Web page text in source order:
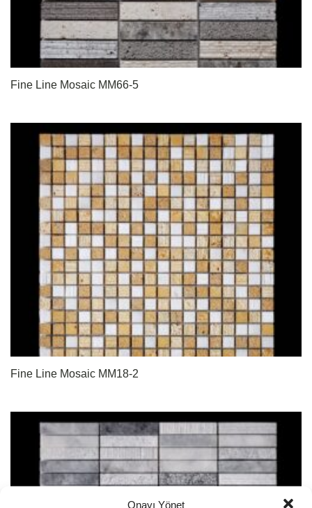
Onayı Yönet
Fine Line Mosaic MM66-5
Fine Line Mosaic MM18-2